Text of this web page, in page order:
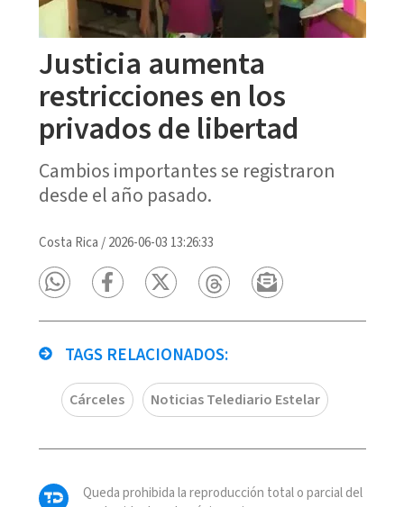
Justicia aumenta
restricciones en los
privados de libertad
Cambios importantes se registraron
desde el año pasado.
Costa Rica /2026-06-03 13:26:33
TAGS RELACIONADOS:
Cárceles Noticias Telediario Estelar
Queda prohibida la reproducción total o parcial del